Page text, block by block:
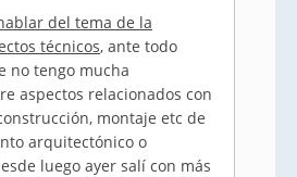
del tema de la
técnicos, ante todo
no tengo mucha
aspectos relacionados con
montaje etc de
arquitectónico o
luego ayer salí con más